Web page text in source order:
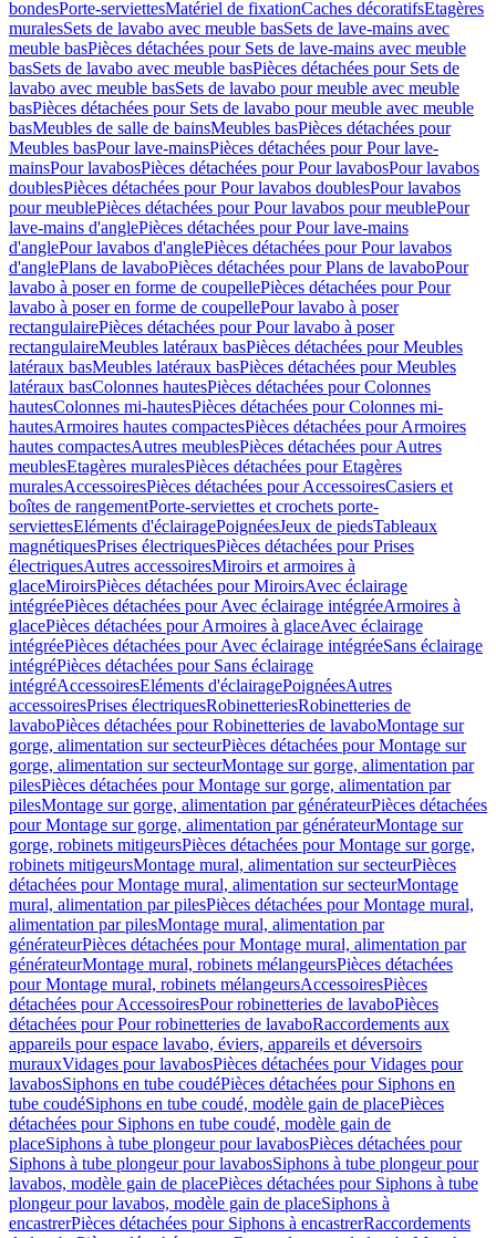
bondesPorte-serviettesMatériel de fixationCaches décoratifsEtagères
muralesSets de lavabo avec meuble basSets de lave-mains avec
meuble basPièces détachées pour Sets de lave-mains avec meuble
basSets de lavabo avec meuble basPièces détachées pour Sets de
lavabo avec meuble basSets de lavabo pour meuble avec meuble
basPièces détachées pour Sets de lavabo pour meuble avec meuble
basMeubles de salle de bainsMeubles basPièces détachées pour
Meubles basPour lave-mainsPièces détachées pour Pour lave-
mainsPour lavabosPièces détachées pour Pour lavabosPour lavabos
doublesPièces détachées pour Pour lavabos doublesPour lavabos
pour meublePièces détachées pour Pour lavabos pour meublePour
lave-mains d'anglePièces détachées pour Pour lave-mains
d'anglePour lavabos d'anglePièces détachées pour Pour lavabos
d'anglePlans de lavaboPièces détachées pour Plans de lavaboPour
lavabo à poser en forme de coupellePièces détachées pour Pour
lavabo à poser en forme de coupellePour lavabo à poser
rectangulairePièces détachées pour Pour lavabo à poser
rectangulaireMeubles latéraux basPièces détachées pour Meubles
latéraux basMeubles latéraux basPièces détachées pour Meubles
latéraux basColonnes hautesPièces détachées pour Colonnes
hautesColonnes mi-hautesPièces détachées pour Colonnes mi-
hautesArmoires hautes compactesPièces détachées pour Armoires
hautes compactesAutres meublesPièces détachées pour Autres
meublesEtagères muralesPièces détachées pour Etagères
muralesAccessoiresPièces détachées pour AccessoiresCasiers et
boîtes de rangementPorte-serviettes et crochets porte-
serviettesEléments d'éclairagePoignéesJeux de piedsTableaux
magnétiquesPrises électriquesPièces détachées pour Prises
électriquesAutres accessoiresMiroirs et armoires à
glaceMiroirsPièces détachées pour MiroirsAvec éclairage
intégréePièces détachées pour Avec éclairage intégréeArmoires à
glacePièces détachées pour Armoires à glaceAvec éclairage
intégréePièces détachées pour Avec éclairage intégréeSans éclairage
intégréPièces détachées pour Sans éclairage
intégréAccessoiresEléments d'éclairagePoignéesAutres
accessoiresPrises électriquesRobinetteriesRobinetteries de
lavaboPièces détachées pour Robinetteries de lavaboMontage sur
gorge, alimentation sur secteurPièces détachées pour Montage sur
gorge, alimentation sur secteurMontage sur gorge, alimentation par
pilesPièces détachées pour Montage sur gorge, alimentation par
pilesMontage sur gorge, alimentation par générateurPièces détachées
pour Montage sur gorge, alimentation par générateurMontage sur
gorge, robinets mitigeursPièces détachées pour Montage sur gorge,
robinets mitigeursMontage mural, alimentation sur secteurPièces
détachées pour Montage mural, alimentation sur secteurMontage
mural, alimentation par pilesPièces détachées pour Montage mural,
alimentation par pilesMontage mural, alimentation par
générateurPièces détachées pour Montage mural, alimentation par
générateurMontage mural, robinets mélangeursPièces détachées
pour Montage mural, robinets mélangeursAccessoiresPièces
détachées pour AccessoiresPour robinetteries de lavaboPièces
détachées pour Pour robinetteries de lavaboRaccordements aux
appareils pour espace lavabo, éviers, appareils et déversoirs
murauxVidages pour lavabosPièces détachées pour Vidages pour
lavabosSiphons en tube coudéPièces détachées pour Siphons en
tube coudéSiphons en tube coudé, modèle gain de placePièces
détachées pour Siphons en tube coudé, modèle gain de
placeSiphons à tube plongeur pour lavabosPièces détachées pour
Siphons à tube plongeur pour lavabosSiphons à tube plongeur pour
lavabos, modèle gain de placePièces détachées pour Siphons à tube
plongeur pour lavabos, modèle gain de placeSiphons à
encastrerPièces détachées pour Siphons à encastrerRaccordements